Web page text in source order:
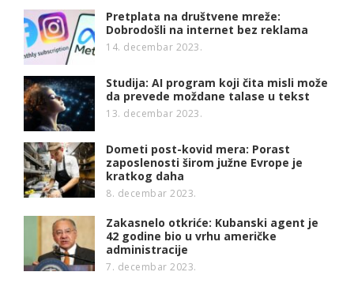
Pretplata na društvene mreže:
Dobrodošli na internet bez reklama
14. decembar 2023.
Studija: AI program koji čita misli može
da prevede moždane talase u tekst
13. decembar 2023.
Dometi post-kovid mera: Porast
zaposlenosti širom južne Evrope je
kratkog daha
8. decembar 2023.
Zakasnelo otkriće: Kubanski agent je
42 godine bio u vrhu američke
administracije
7. decembar 2023.